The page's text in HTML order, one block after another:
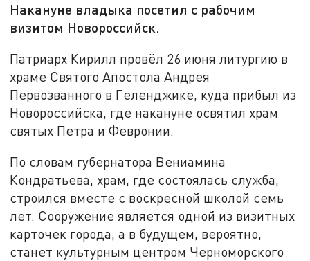
Накануне владыка посетил с рабочим
визитом Новороссийск.
Патриарх Кирилл провёл 26 июня литургию в
храме Святого Апостола Андрея
Первозванного в Геленджике, куда прибыл из
Новороссийска, где накануне освятил храм
святых Петра и Февронии.
По словам губернатора Вениамина
Кондратьева, храм, где состоялась служба,
строился вместе с воскресной школой семь
лет. Сооружение является одной из визитных
карточек города, а в будущем, вероятно,
станет культурным центром Черноморского